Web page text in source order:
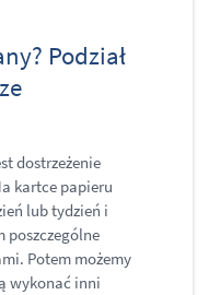
Podział
dostrzeżenie
kartce papieru
lub tydzień i
poszczególne
Potem możemy
wykonać inni